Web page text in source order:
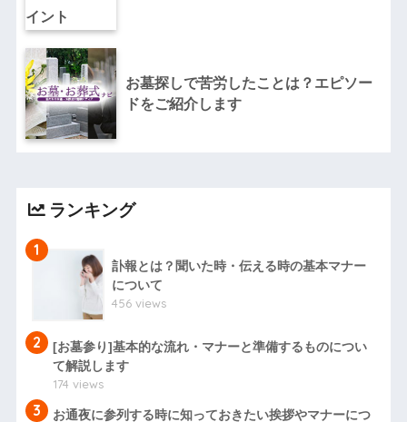
お墓探しで苦労したことは？エピソー
ドをご紹介します
ランキング
1
訃報とは？聞いた時・伝える時の基本マナー
について
456 views
2
[お墓参り]基本的な流れ・マナーと準備するものについ
て解説します
174 views
3 お通夜に参列する時に知っておきたい挨拶やマナーにつ